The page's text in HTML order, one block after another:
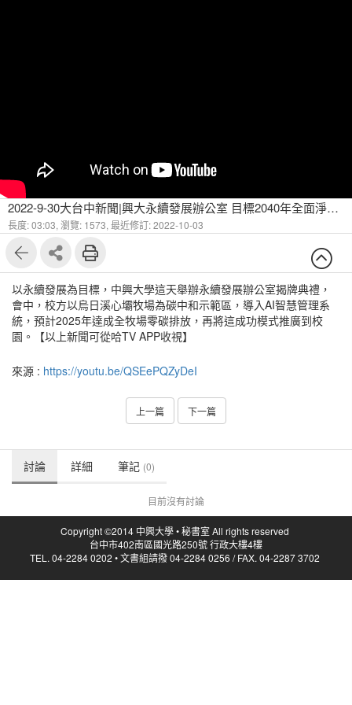
2022-9-30大台中新聞|興大永續發展辦公室 目標2040年全面淨零排放
長度: 03:03, 瀏覽: 1573, 最近修訂: 2022-10-03
以永續發展為目標，中興大學這天舉辦永續發展辦公室揭牌典禮，
會中，校方以烏日溪心壩牧場為碳中和示範區，導入AI智慧管理系
統，預計2025年達成全牧場零碳排放，再將這成功模式推廣到校
園。【以上新聞可從哈TV APP收視】
來源 : https://youtu.be/QSEePQZyDeI
上一篇 下一篇
討論 詳細 筆記 (0)
目前沒有討論
Copyright ©2014 中興大學 • 秘書室 All rights reserved
台中市402南區國光路250號 行政大樓4樓
TEL. 04-2284 0202 • 文書組請撥 04-2284 0256 / FAX. 04-2287 3702